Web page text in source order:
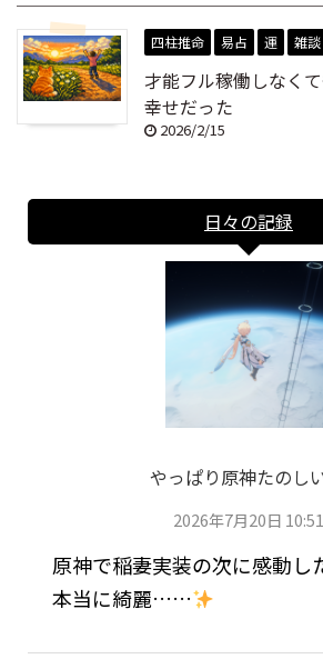
四柱推命 易占 運 雑談
才能フル稼働しなく
幸せだった
2026/2/15
日々の記録
やっぱり原神たのし
2026年7月20日 10:51
原神で稲妻実装の次に感動し
本当に綺麗……